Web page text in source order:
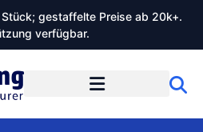
gestaffelte Preise ab 20k+.
verfügbar.